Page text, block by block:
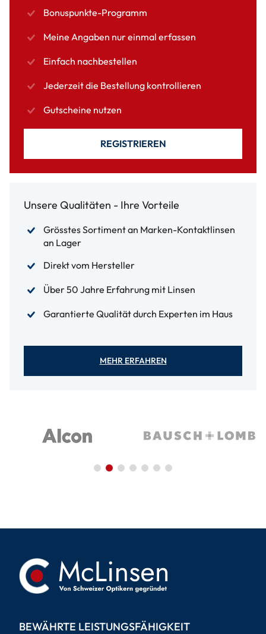
Bonuspunkte-Programm
Meine Angaben nur einmal erfassen
Einfach nachbestellen
Jederzeit die Bestellung kontrollieren
Gutscheine nutzen
REGISTRIEREN
Unsere Qualitäten - Ihre Vorteile
Grösstes Sortiment an Marken-Kontaktlinsen
an Lager
Direkt vom Hersteller
Über 50 Jahre Erfahrung mit Linsen
Garantierte Qualität durch Experten im Haus
MEHR ERFAHREN
BEWÄHRTE LEISTUNGSFÄHIGKEIT